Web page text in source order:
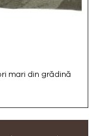
mari din grădină